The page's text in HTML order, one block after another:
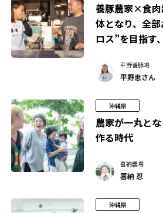
養豚農家×食
体となり、全
ロス”を目指す
平野養豚場
平野恵さん
沖縄県
農家が一丸と
作る時代
喜納農場
喜納 忍
沖縄県